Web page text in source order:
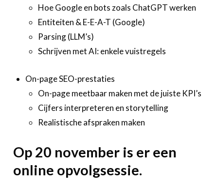
Hoe Google en bots zoals ChatGPT werken
Entiteiten & E-E-A-T (Google)
Parsing (LLM’s)
Schrijven met AI: enkele vuistregels
On-page SEO-prestaties
On-page meetbaar maken met de juiste KPI’s
Cijfers interpreteren en storytelling
Realistische afspraken maken
Op 20 november is er een
online opvolgsessie.